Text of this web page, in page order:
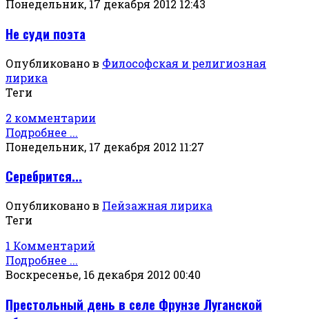
Понедельник, 17 декабря 2012 12:43
Не суди поэта
Опубликовано в Философская и религиозная
лирика
Теги
2 комментарии
Подробнее ...
Понедельник, 17 декабря 2012 11:27
Серебрится...
Опубликовано в Пейзажная лирика
Теги
1 Комментарий
Подробнее ...
Воскресенье, 16 декабря 2012 00:40
Престольный день в селе Фрунзе Луганской